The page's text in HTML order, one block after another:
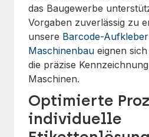
das Baugewerbe
Vorgaben zuverlässig zu
unsere Barcode-
Maschinenbau eignen
die präzise
Maschinen.
Optimierte
individuelle